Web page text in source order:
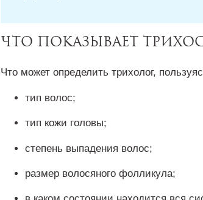
Что показывает
Что может определить трихолог,
тип волос;
тип кожи головы;
степень выпадения волос;
размер волосяного фолликула;